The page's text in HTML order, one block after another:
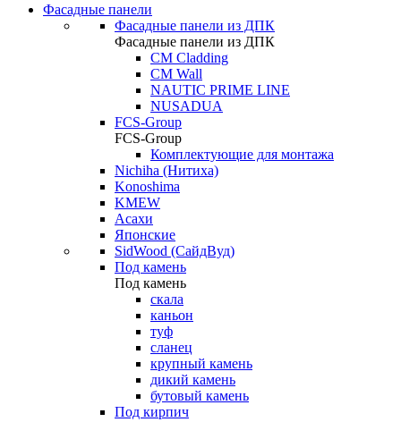
Фасадные панели
Фасадные панели из ДПК
Фасадные панели из ДПК
CM Cladding
CM Wall
NAUTIC PRIME LINE
NUSADUA
FCS-Group
FCS-Group
Комплектующие для монтажа
Nichiha (Нитиха)
Konoshima
KMEW
Асахи
Японские
SidWood (СайдВуд)
Под камень
Под камень
скала
каньон
туф
сланец
крупный камень
дикий камень
бутовый камень
Под кирпич